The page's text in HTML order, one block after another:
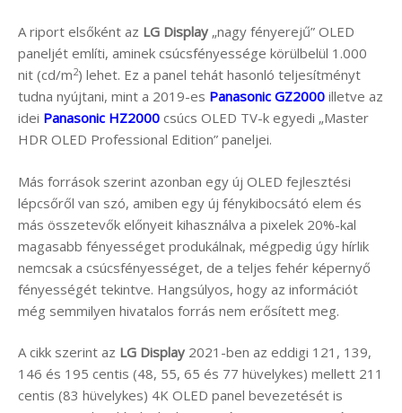
A riport elsőként az LG Display „nagy fényerejű” OLED
paneljét említi, aminek csúcsfényessége körülbelül 1.000
nit (cd/m2) lehet. Ez a panel tehát hasonló teljesítményt
tudna nyújtani, mint a 2019-es Panasonic GZ2000 illetve az
idei Panasonic HZ2000 csúcs OLED TV-k egyedi „Master
HDR OLED Professional Edition” paneljei.
Más források szerint azonban egy új OLED fejlesztési
lépcsőről van szó, amiben egy új fénykibocsátó elem és
más összetevők előnyeit kihasználva a pixelek 20%-kal
magasabb fényességet produkálnak, mégpedig úgy hírlik
nemcsak a csúcsfényességet, de a teljes fehér képernyő
fényességét tekintve. Hangsúlyos, hogy az információt
még semmilyen hivatalos forrás nem erősített meg.
A cikk szerint az LG Display 2021-ben az eddigi 121, 139,
146 és 195 centis (48, 55, 65 és 77 hüvelykes) mellett 211
centis (83 hüvelykes) 4K OLED panel bevezetését is